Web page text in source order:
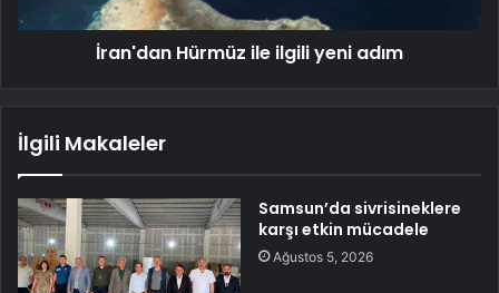
İran'dan Hürmüz ile ilgili yeni adım
İlgili Makaleler
Samsun’da sivrisineklere
karşı etkin mücadele
Ağustos 5, 2026